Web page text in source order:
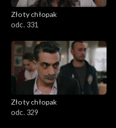
Złoty chłopak
odc. 331
Złoty chłopak
odc. 329